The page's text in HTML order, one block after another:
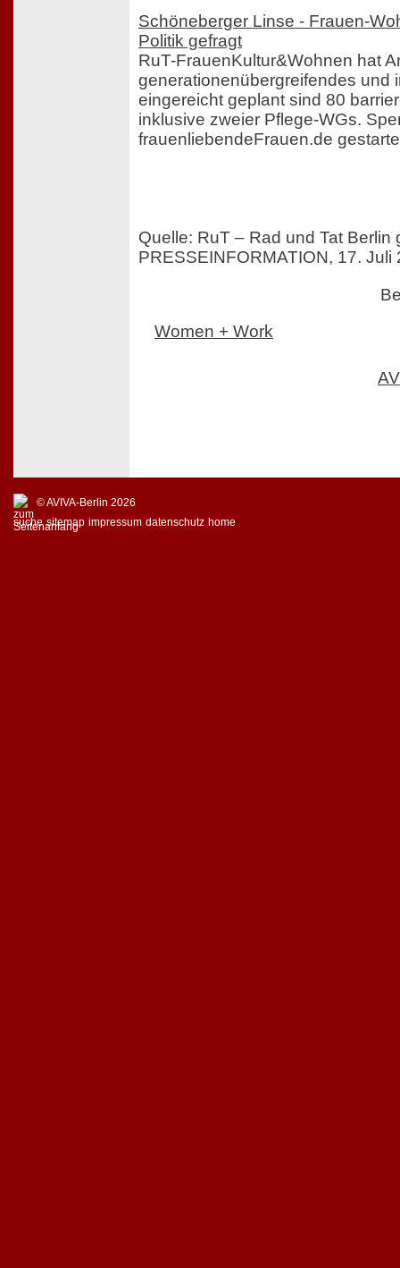
Schöneberger Linse - Frauen-
Politik gefragt
RuT-FrauenKultur&Wohnen hat
generationenübergreifendes und
eingereicht geplant sind 80
inklusive zweier Pflege-WGs.
frauenliebendeFrauen.de
Quelle: RuT – Rad und Tat Berlin
PRESSEINFORMATION, 17. Juli
Women + Work
© AVIVA-Berlin 2026
suche sitemap impressum datenschutz home